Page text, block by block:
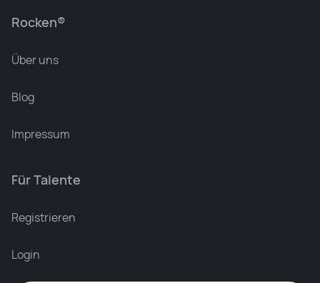
Rocken®
Über uns
Blog
Impressum
Für Talente
Registrieren
Login